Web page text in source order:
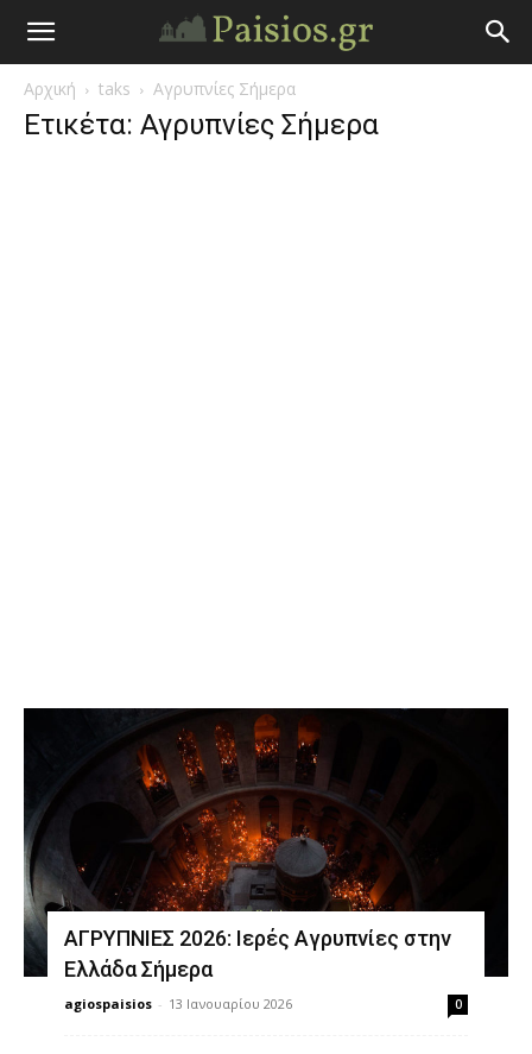
Άγιος
Γέροντας
Αρχική taks Αγρυπνίες Σήμερα
Ετικέτα: Αγρυπνίες Σήμερα
ΑΓΡΥΠΝΙΕΣ 2026: Ιερές Αγρυπνίες στην
Ελλάδα Σήμερα
agiospaisios - 13 Ιανουαρίου 2026 0